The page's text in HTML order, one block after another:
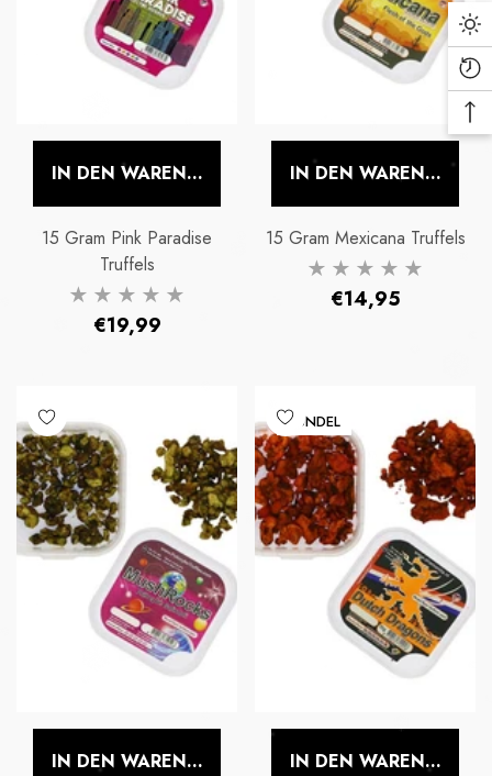
IN DEN WARENKORB LEGEN
15 Gram Pink Paradise
Truffels
Normaler
€19,99
IN DEN WARENKORB
15 Gram Mexicana Truffels
Normaler
€14,95
IN DEN WARENKORB LEGEN
BUNDEL
IN DEN WARENKORB